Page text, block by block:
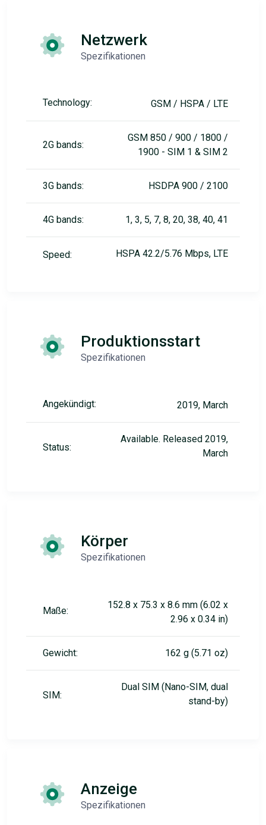
Netzwerk
Spezifikationen
Technology: GSM / HSPA / LTE
2G bands:
GSM 850 / 900 / 1800 /
1900 - SIM 1 & SIM 2
3G bands: HSDPA 900 / 2100
4G bands: 1, 3, 5, 7, 8, 20, 38, 40, 41
Speed: HSPA 42.2/5.76 Mbps, LTE
Produktionsstart
Spezifikationen
Angekündigt: 2019, March
Status:
Available. Released 2019,
March
Körper
Spezifikationen
Maße:
152.8 x 75.3 x 8.6 mm (6.02 x
2.96 x 0.34 in)
Gewicht: 162 g (5.71 oz)
SIM:
Dual SIM (Nano-SIM, dual
stand-by)
Anzeige
Spezifikationen